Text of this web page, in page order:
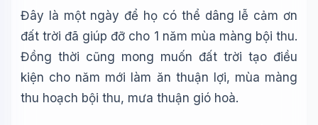
Đây là một ngày để họ có thể dâng lễ cảm ơn
đất trời đã giúp đỡ cho 1 năm mùa màng bội thu.
Đồng thời cũng mong muốn đất trời tạo điều
kiện cho năm mới làm ăn thuận lợi, mùa màng
thu hoạch bội thu, mưa thuận gió hoà.